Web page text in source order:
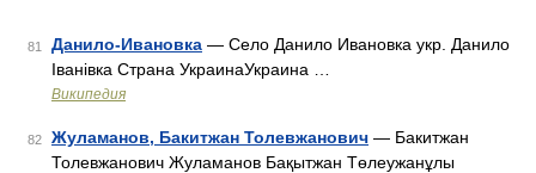
81 Данило-Ивановка — Село Данило Ивановка укр. Данило
Іванівка Страна УкраинаУкраина …
Википедия
82 Жуламанов, Бакитжан Толевжанович — Бакитжан
Толевжанович Жуламанов Бақытжан Төлеужанұлы